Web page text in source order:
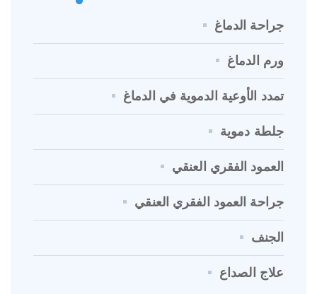
جراحة الدماغ
ورم الدماغ
تمدد الأوعية الدموية في الدماغ
جلطة دموية
العمود الفقري العنقي
جراحة العمود الفقري العنقي
الجنف
علاج الصداع